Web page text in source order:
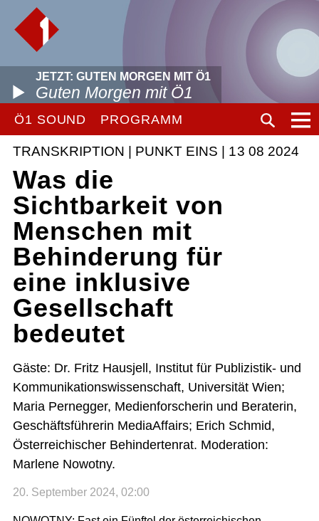
JETZT: GUTEN MORGEN MIT Ö1
Guten Morgen mit Ö1
Ö1 SOUND PROGRAMM
TRANSKRIPTION | PUNKT EINS | 13 08 2024
Was die
Sichtbarkeit von
Menschen mit
Behinderung für
eine inklusive
Gesellschaft
bedeutet
Gäste: Dr. Fritz Hausjell, Institut für Publizistik- und
Kommunikationswissenschaft, Universität Wien;
Maria Pernegger, Medienforscherin und Beraterin,
Geschäftsführerin MediaAffairs; Erich Schmid,
Österreichischer Behindertenrat. Moderation:
Marlene Nowotny.
20. September 2024, 02:00